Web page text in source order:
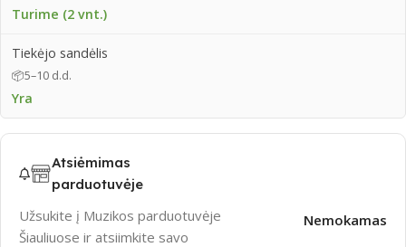
Turime (2 vnt.)
Tiekėjo sandėlis
📦5–10 d.d.
Yra
Atsiėmimas
parduotuvėje
Užsukite į Muzikos parduotuvėje
Šiauliuose ir atsiimkite savo
Nemokamas